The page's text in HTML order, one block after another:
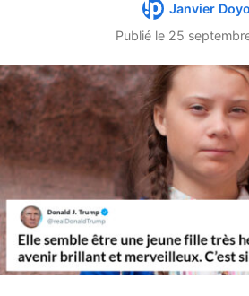
Janvier
Publié le 25